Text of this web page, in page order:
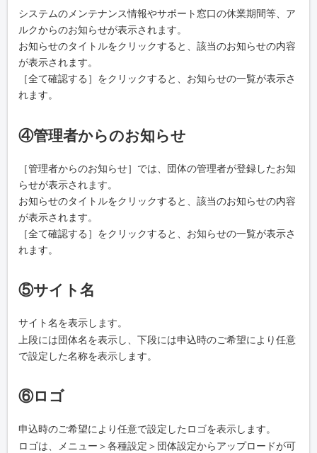
システムのメンテナンス情報やサポート窓口の休業期間等、ア
ルクからのお知らせが表示されます。
お知らせのタイトルをクリックすると、該当のお知らせの内容
が表示されます。
［全て確認する］をクリックすると、お知らせの一覧が表示さ
れます。
④管理者からのお知らせ
［管理者からのお知らせ］では、団体の管理者が登録したお知
らせが表示されます。
お知らせのタイトルをクリックすると、該当のお知らせの内容
が表示されます。
［全て確認する］をクリックすると、お知らせの一覧が表示さ
れます。
⑤サイト名
サイト名を表示します。
上段には団体名を表示し、下段には申込時のご希望により任意
で設定した名称を表示します。
⑥ロゴ
申込時のご希望により任意で設定したロゴを表示します。
ロゴは、メニュー＞各種設定＞団体設定からアップロードが可